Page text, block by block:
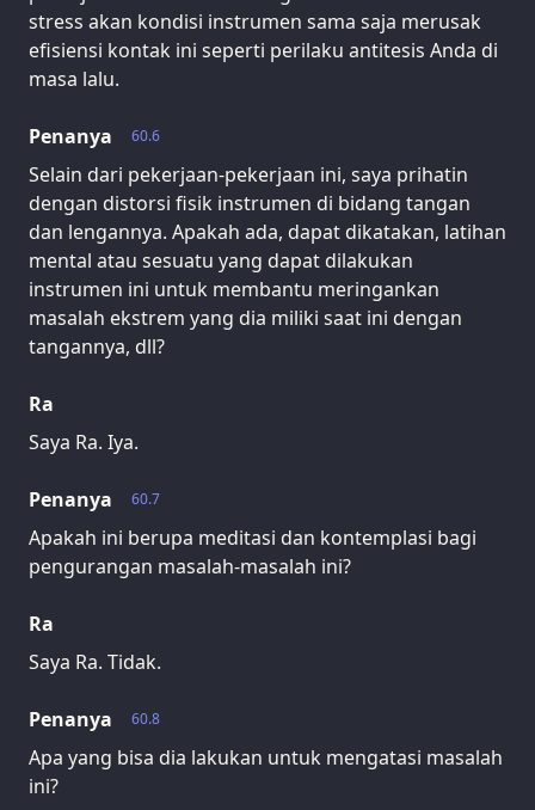
stress akan kondisi instrumen sama saja merusak
efisiensi kontak ini seperti perilaku antitesis Anda di
masa lalu.
60.6
Penanya
Selain dari pekerjaan-pekerjaan ini, saya prihatin
dengan distorsi fisik instrumen di bidang tangan
dan lengannya. Apakah ada, dapat dikatakan, latihan
mental atau sesuatu yang dapat dilakukan
instrumen ini untuk membantu meringankan
masalah ekstrem yang dia miliki saat ini dengan
tangannya, dll?
Ra
Saya Ra. Iya.
60.7
Penanya
Apakah ini berupa meditasi dan kontemplasi bagi
pengurangan masalah-masalah ini?
Ra
Saya Ra. Tidak.
60.8
Penanya
Apa yang bisa dia lakukan untuk mengatasi masalah
ini?